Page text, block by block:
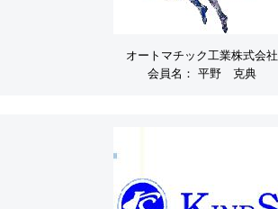
オートマチック工業株式会社
会員名： 平野 克典